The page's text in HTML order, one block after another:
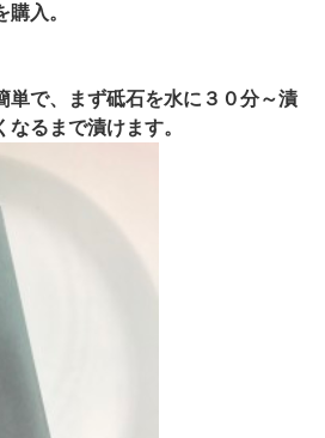
入。
単で、まず砥石を水に３０分～漬
るまで漬けます。